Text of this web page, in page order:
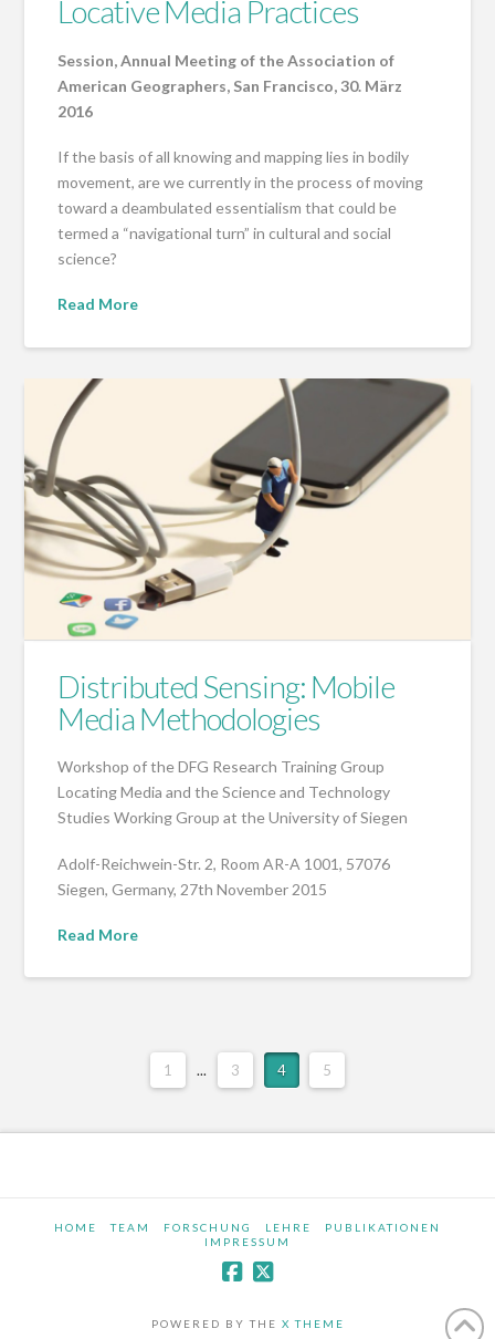
Locative Media Practices
Session, Annual Meeting of the Association of
American Geographers, San Francisco, 30. März
2016
If the basis of all knowing and mapping lies in bodily
movement, are we currently in the process of moving
toward a deambulated essentialism that could be
termed a “navigational turn” in cultural and social
science?
Read More
Distributed Sensing: Mobile
Media Methodologies
Workshop of the DFG Research Training Group
Locating Media and the Science and Technology
Studies Working Group at the University of Siegen
Adolf-Reichwein-Str. 2, Room AR-A 1001, 57076
Siegen, Germany, 27th November 2015
Read More
1 ... 3 4 5
HOME TEAM FORSCHUNG LEHRE
PUBLIKATIONEN
IMPRESSUM
POWERED BY THE X THEME